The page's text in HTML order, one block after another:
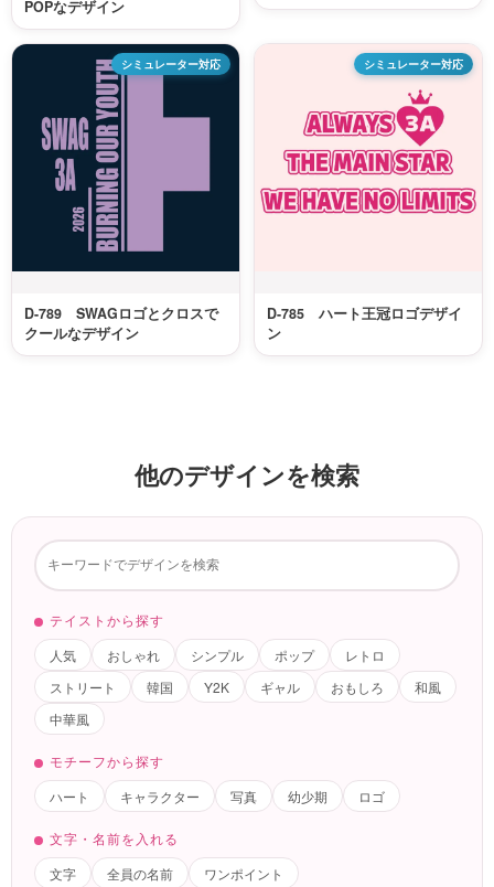
POPなデザイン
シミュレーター対応
D-789 SWAGロゴとクロスで
クールなデザイン
シミュレーター対応
D-785 ハート王冠ロゴデザイ
ン
他のデザインを検索
テイストから探す
人気
おしゃれ シンプル ポップ
レトロ
ストリート
韓国 Y2K ギャル おもしろ
和風
中華風
モチーフから探す
ハート
キャラクター 写真 幼少期 ロゴ
文字・名前を入れる
文字
全員の名前 ワンポイント